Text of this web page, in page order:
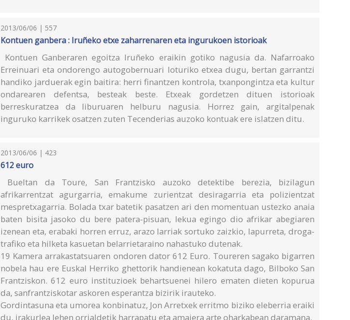
2013/06/06 | 557
Kontuen ganbera : Iruñeko etxe zaharrenaren eta ingurukoen istorioak
Kontuen Ganberaren egoitza Iruñeko eraikin gotiko nagusia da. Nafarroako
Erreinuari eta ondorengo autogobernuari loturiko etxea dugu, bertan garrantzi
handiko jarduerak egin baitira: herri finantzen kontrola, txanpongintza eta kultur
ondarearen defentsa, besteak beste. Etxeak gordetzen dituen istorioak
berreskuratzea da liburuaren helburu nagusia. Horrez gain, argitalpenak
inguruko karrikek osatzen zuten Tecenderias auzoko kontuak ere islatzen ditu.
2013/06/06 | 423
612 euro
Bueltan da Toure, San Frantzisko auzoko detektibe berezia, bizilagun
afrikarrentzat agurgarria, emakume zurientzat desiragarria eta polizientzat
mespretxagarria. Bolada txar batetik pasatzen ari den momentuan ustezko anaia
baten bisita jasoko du bere patera-pisuan, lekua egingo dio afrikar abegiaren
izenean eta, erabaki horren erruz, arazo larriak sortuko zaizkio, lapurreta, droga-
trafiko eta hilketa kasuetan belarrietaraino nahastuko dutenak.
19 Kamera arrakastatsuaren ondoren dator 612 Euro. Toureren sagako bigarren
nobela hau ere Euskal Herriko ghettorik handienean kokatuta dago, Bilboko San
Frantziskon. 612 euro instituzioek behartsuenei hilero ematen dieten kopurua
da, sanfrantziskotar askoren esperantza bizirik irauteko.
Gordintasuna eta umorea konbinatuz, Jon Arretxek erritmo biziko eleberria eraiki
du, irakurlea lehen orrialdetik harrapatu eta amaiera arte oharkabean daramana.